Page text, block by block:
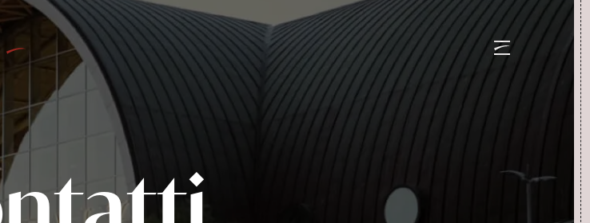
E-mail info@arca-alba.it Tel. 0173 287262
DALLE REALIZZAZIONI